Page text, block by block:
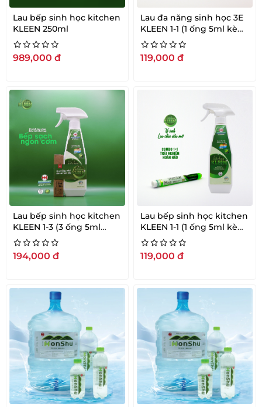
Lau bếp sinh học kitchen
KLEEN 250ml
989,000 đ
Lau đa năng sinh học 3E
KLEEN 1-1 (1 ống 5ml kèm
1 bình rỗng 500ml)
119,000 đ
Lau bếp sinh học kitchen
KLEEN 1-3 (3 ống 5ml
kèm 1 bình rỗng 500ml)
194,000 đ
Lau bếp sinh học kitchen
KLEEN 1-1 (1 ống 5ml kèm
1 bình rỗng 500ml)
119,000 đ